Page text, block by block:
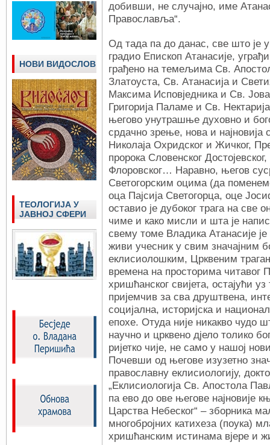
добивши, не случајно, име
Православља“.
Од тада па до данас, све што је
градио Епископ Атанасије,
грађено на темељима Св.
Златоуста, Св. Атанасија и
Максима Исповједника и Св.
Григорија Паламе и Св.
његово унутрашње духовно и
срдачно зрење, нова и најновија
Николаја Охридског и Жичког,
пророка Словенског
Флоровског… Наравно, његов
Светогорским оцима (да
оца Пајсија Светогорца, оце
оставио је дубоког трага на све
чиме и како мисли и шта је
свему томе Владика Атанасије
живи учесник у свим значајним
еклисиолошким, Црквеним
времена на просторима читавог
хришћанског свијета, остајући
пријемчив за сва друштвена,
социјална, историјска и
епохе. Отуда није никакво чудо
научно и црквено дјело толико
ријетко чије, не само у нашој
Почевши од његове изузетно
православну еклисиологију,
„Еклисиологија Св. Апостола
па ево до ове његове најновије
Царства Небеског“ – зборника
многобројних катихеза (поука)
хришћанским истинама вјере и
НОВИ ВИДОСЛОВ
ТЕОЛОГИЈА У
ЈАВНОЈ СФЕРИ